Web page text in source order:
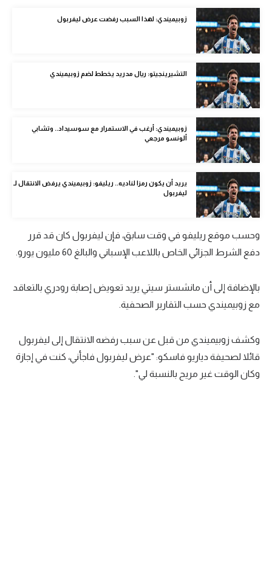
كرة طائرة
الوطن العربي
في المونديال
رياضة نسائية
آسيا
أمريكا
ركن الألعاب
أقسام خاصة
ميركاتو
حكايات في الجول
كويز في الجول
زوبيميندي: لهذا السبب رفضت عرض ليفربول
التشيرينجيتو: ريال مدريد يخطط لضم زوبيميندي
زوبيميندي: أرغب في الاستمرار مع سوسيداد.. وتشابي
ألونسو مرجعي
يريد أن يكون رمزا لناديه.. ريليفو: زوبيميندي يرفض الانتقال لـ
ليفربول
وحسب موقع ريليفو في وقت سابق، فإن ليفربول كان قد قرر
دفع الشرط الجزائي الخاص باللاعب الإسباني والبالغ 60 مليون يورو.
بالإضافة إلى أن مانشستر سيتي يريد تعويض إصابة رودري بالتعاقد
مع زوبيميندي حسب التقارير الصحفية.
وكشف زوبيميندي من قبل عن سبب رفضه الانتقال إلى ليفربول
قائلا لصحيفة دياريو فاسكو: "عرض ليفربول فاجأني، كنت في إجازة
وكان الوقت غير مريح بالنسبة لي".